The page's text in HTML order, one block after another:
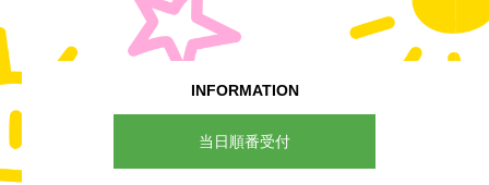
INFORMATION
当日順番受付